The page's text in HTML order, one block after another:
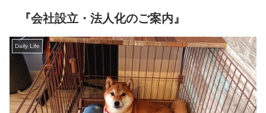
『会社設立・法人化のご案内』
Daily Life